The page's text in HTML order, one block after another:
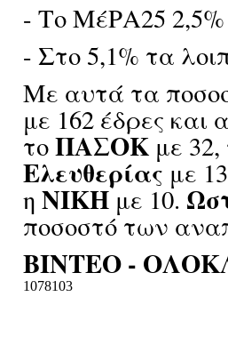
- Το ΜέΡΑ25 2,5%
- Στο 5,1% τα
Με αυτά τα
με 162 έδρες και
τοΠΑΣΟΚ με 32,
Ελευθερίας με
η ΝΙΚΗμε 10.
ποσοστό των
ΒΙΝΤΕΟ -